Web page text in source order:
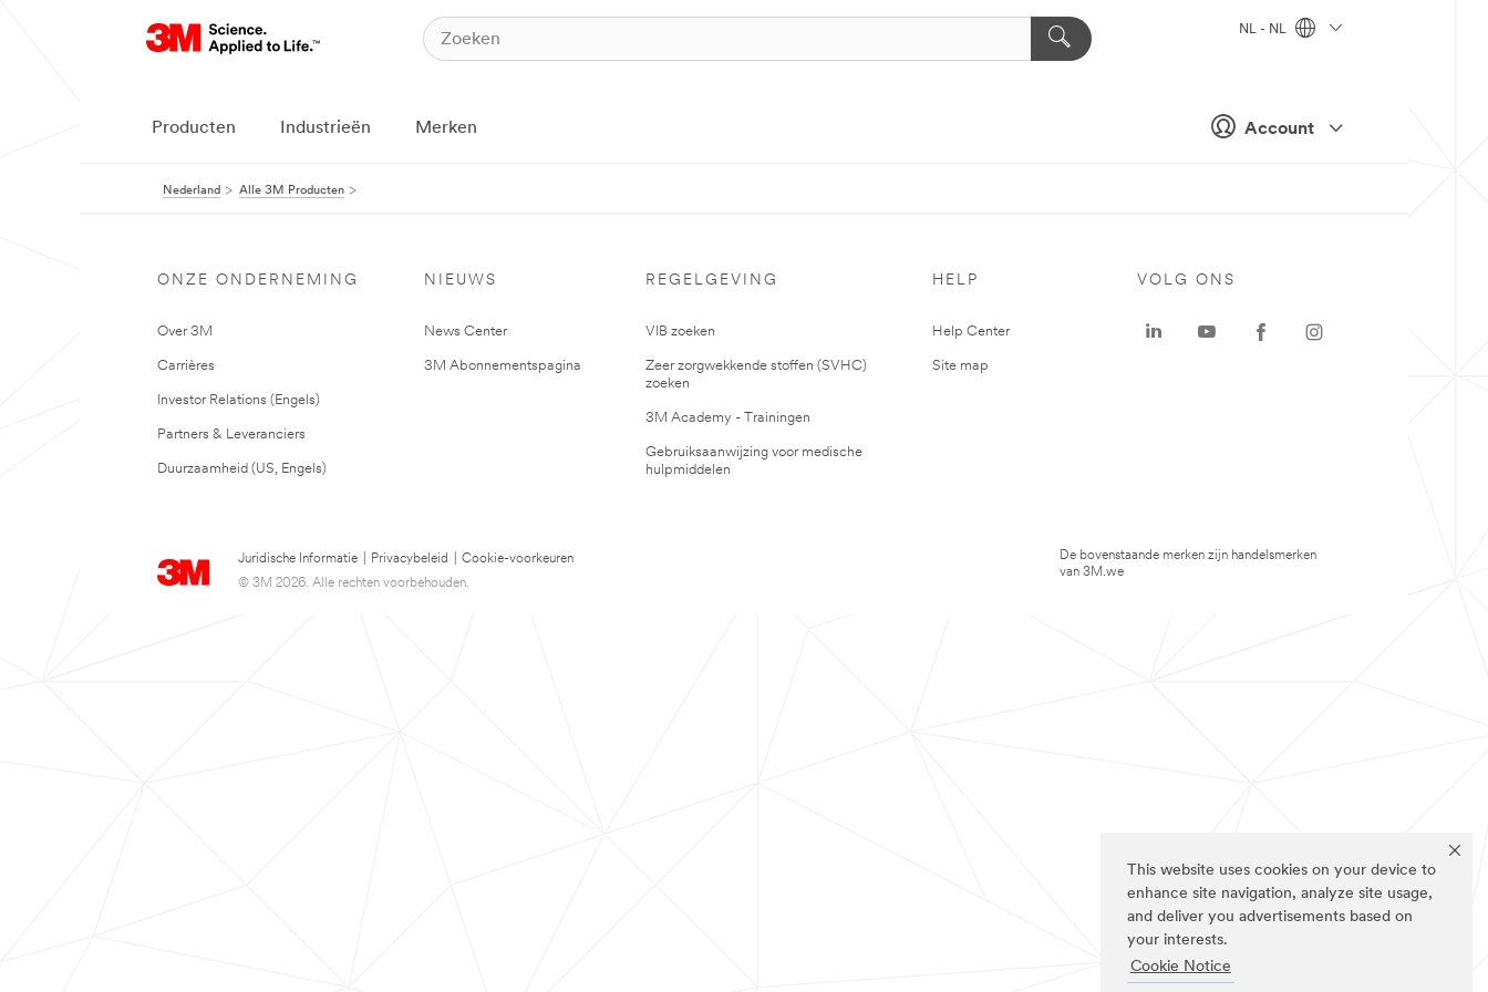
This website uses cookies on your device to
enhance site navigation, analyze site usage,
and deliver you advertisements based on
your interests.
Cookie Notice
Account
NL - NL
Producten Industrieën Merken
Nederland Alle 3M Producten
ONZE ONDERNEMING
Over 3M
Carrières
Investor Relations (Engels)
Partners & Leveranciers
Duurzaamheid (US, Engels)
NIEUWS
News Center
3M Abonnementspagina
REGELGEVING
VIB zoeken
Zeer zorgwekkende stoffen (SVHC)
zoeken
3M Academy - Trainingen
Gebruiksaanwijzing voor medische
hulpmiddelen
HELP
Help Center
Site map
Juridische Informatie Privacybeleid
Cookie-voorkeuren
© 3M 2026. Alle rechten voorbehouden.
VOLG ONS
De bovenstaande merken zijn handelsmerken
van 3M.we